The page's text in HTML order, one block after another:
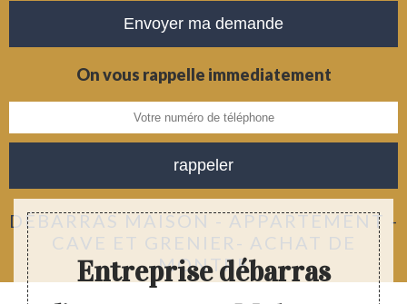
On vous rappelle immediatement
DÉBARRAS MAISON - APPARTEMENT -
CAVE ET GRENIER- ACHAT DE
MONTRE
Entreprise débarras